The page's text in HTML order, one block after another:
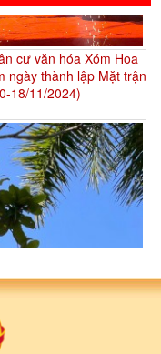
việc đổi tên đơn vị
trương sắp xếp đơn vị
khai danh sách các
năm 2024 trên địa